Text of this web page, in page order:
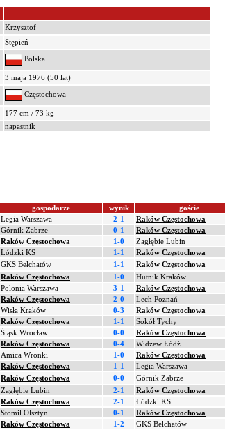
Krzysztof
Stępień
Polska
3 maja 1976 (50 lat)
Częstochowa
177 cm / 73 kg
napastnik
gospodarze wynik goście
Legia Warszawa 2-1 Raków Częstochowa
Górnik Zabrze 0-1 Raków Częstochowa
Raków Częstochowa 1-0 Zagłębie Lubin
Łódzki KS 1-1 Raków Częstochowa
GKS Bełchatów 1-1 Raków Częstochowa
Raków Częstochowa 1-0 Hutnik Kraków
Polonia Warszawa 3-1 Raków Częstochowa
Raków Częstochowa 2-0 Lech Poznań
Wisła Kraków 0-3 Raków Częstochowa
Raków Częstochowa 1-1 Sokół Tychy
Śląsk Wrocław 0-0 Raków Częstochowa
Raków Częstochowa 0-4 Widzew Łódź
Amica Wronki 1-0 Raków Częstochowa
Raków Częstochowa 1-1 Legia Warszawa
Raków Częstochowa 0-0 Górnik Zabrze
Zagłębie Lubin 2-1 Raków Częstochowa
Raków Częstochowa 2-1 Łódzki KS
Stomil Olsztyn 0-1 Raków Częstochowa
Raków Częstochowa 1-2 GKS Bełchatów